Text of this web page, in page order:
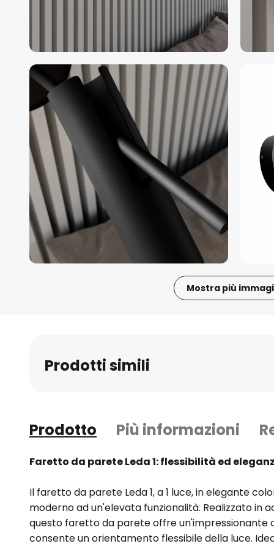
Mostra più
Prodotti simili
Prodotto Più informazioni
Faretto da parete Leda 1: flessibilità ed
Il faretto da parete Leda 1, a 1 luce, in elegante
moderno ad un'elevata funzionalità. Realizzato in
questo faretto da parete offre un'impressionante
consente un orientamento flessibile della luce.